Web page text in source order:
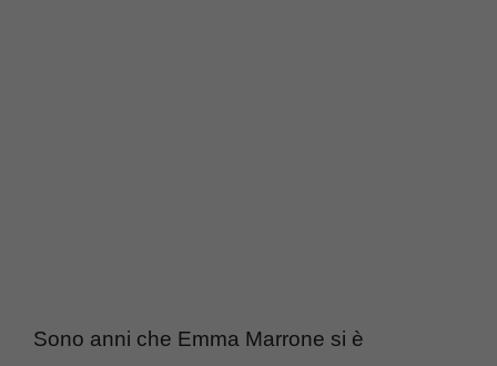
Sono anni che Emma Marrone si è